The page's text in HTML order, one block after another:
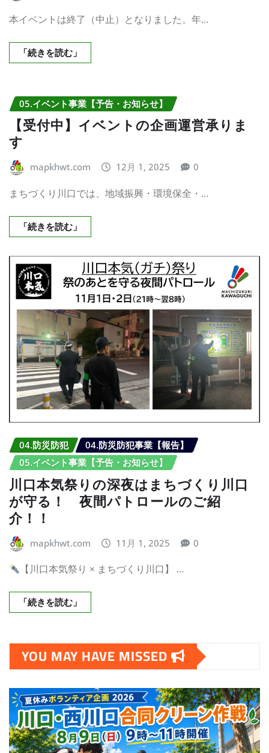
本イベントは終了（中止）となりました。年…
「続きを読む」
05.イベント事業【予告・お知らせ】
【受付中】イベントの企画運営承りま
す
mapkhwt.com 12月 1, 2025 0
まちづくり川口では、地域振興・環境保全・…
「続きを読む」
04.防災防犯
04.防災防犯事業【報告】
05.イベント事業【予告・お知らせ】
川口本気祭りの深夜はまちづくり川口
が守る！ 夜間パトロールのご紹
介！！
mapkhwt.com 11月 1, 2025 0
【川口本気祭り × まちづくり川口】 …
「続きを読む」
YOU MAY HAVE MISSED